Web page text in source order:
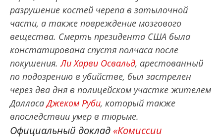
разрушение костей черепа в затылочной
части, а также повреждение мозгового
вещества. Смерть президента США была
констатирована спустя полчаса после
покушения.Ли Харви Освальд, арестованный
по подозрению в убийстве, был застрелен
через два дня в полицейском участке жителем
ДалласаДжеком Руби, который также
впоследствии умер в тюрьме.
Официальный доклад «Комиссии